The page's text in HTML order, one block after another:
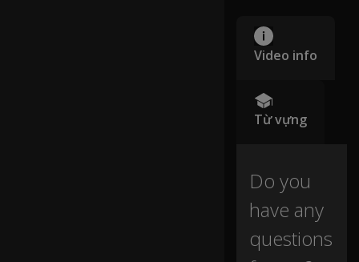
ng
e
b
d
yo
Video info
Từ vựng
Do you
have any
questions